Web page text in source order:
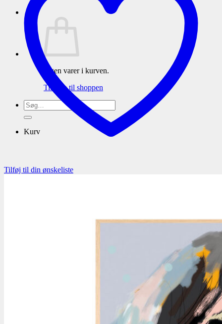
Ingen varer i kurven.
Tilbage til shoppen
Søg
efter:
Kurv
Tilføj til din ønskeliste